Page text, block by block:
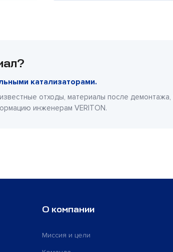
катализаторами.
отходы, материалы после
инженерам VERITON.
О компании
Миссия и цели